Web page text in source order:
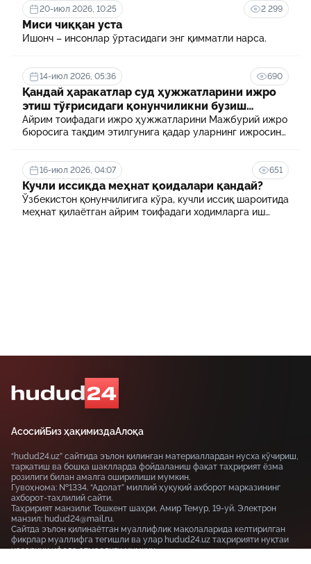
20-июл 2026, 10:25 2 299
Миси чиққан уста
Ишонч – инсонлар ўртасидаги энг қимматли нарса.
14-июл 2026, 05:36 690
Қандай ҳаракатлар суд ҳужжатларини ижро
этиш тўғрисидаги қонунчиликни бузиш
ҳисобланади? 5 муҳим факт
Айрим тоифадаги ижро ҳужжатларини Мажбурий ижро
бюросига тақдим этилгунига қадар уларнинг ижросини
16-июл 2026, 04:07 651
Кучли иссиқда меҳнат қоидалари қандай?
Ўзбекистон қонунчилигига кўра, кучли иссиқ шароитида
меҳнат қилаётган айрим тоифадаги ходимларга иш
АсосийБиз ҳақимиздаАлоқа
“hudud24.uz” сайтида эълон қилинган материаллардан нусха кўчириш,
тарқатиш ва бошқа шаклларда фойдаланиш фақат таҳририят ёзма
розилиги билан амалга оширилиши мумкин.
Гувоҳнома: №1334. “Адолат” миллий ҳуқуқий ахборот марказининг
ахборот-таҳлилий сайти.
Таҳририят манзили: Тошкент шаҳри, Амир Темур, 19-уй. Электрон
манзил: hudud24@mail.ru.
Сайтда эълон қилинаётган муаллифлик мақолаларида келтирилган
фикрлар муаллифга тегишли ва улар hudud24.uz таҳририяти нуқтаи
назарини ифода этмаслиги мумкин.